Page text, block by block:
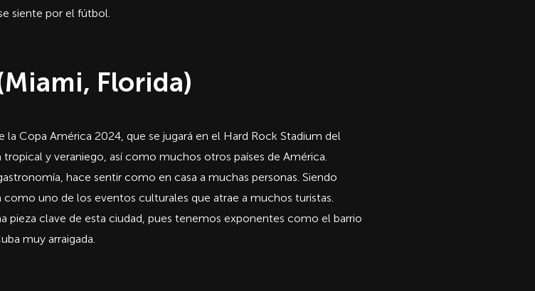
siente por el fútbol.
Florida)
Copa América 2024, que se jugará en el Hard Rock Stadium del
y veraniego, así como muchos otros países de América.
hace sentir como en casa a muchas personas. Siendo
uno de los eventos culturales que atrae a muchos turistas.
pieza clave de esta ciudad, pues tenemos exponentes como el barrio
muy arraigada.